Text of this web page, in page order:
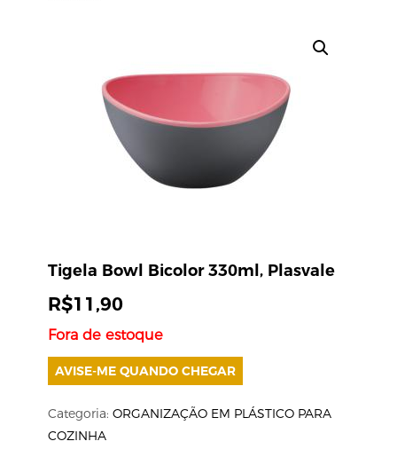
Tigela Bowl Bicolor 330ml, Plasvale
R$11,90
Fora de estoque
AVISE-ME QUANDO CHEGAR
Categoria: ORGANIZAÇÃO EM PLÁSTICO PARA
COZINHA